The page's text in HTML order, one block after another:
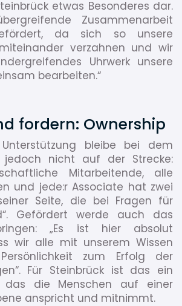
etwas Besonderes dar.
Zusammenarbeit
da sich so unsere
verzahnen und wir
Uhrwerk unsere
bearbeiten.“
fordern: Ownership
bleibe bei dem
jedoch nicht auf der Strecke:
Mitarbeitende, alle
und jede:r Associate hat zwei
Seite, die bei Fragen für
Gefördert werde auch das
„Es ist hier absolut
wir alle mit unserem Wissen
zum Erfolg der
Für Steinbrück ist das ein
das die Menschen auf einer
anspricht und mitnimmt.